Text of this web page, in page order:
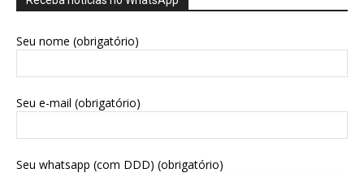
Seu nome (obrigatório)
Seu e-mail (obrigatório)
Seu whatsapp (com DDD) (obrigatório)